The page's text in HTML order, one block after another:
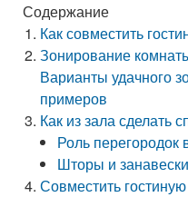
Содержание
Как совместить
Зонирование
Варианты удачного
примеров
Как из зала сделать
Роль перегородок
Шторы и занавески
Совместить